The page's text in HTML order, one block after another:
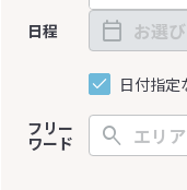
日程
日付指定
フリー
ワード